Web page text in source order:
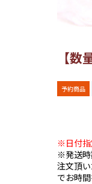
【
予約商品
※日付指
※発送時
注文頂
でお時